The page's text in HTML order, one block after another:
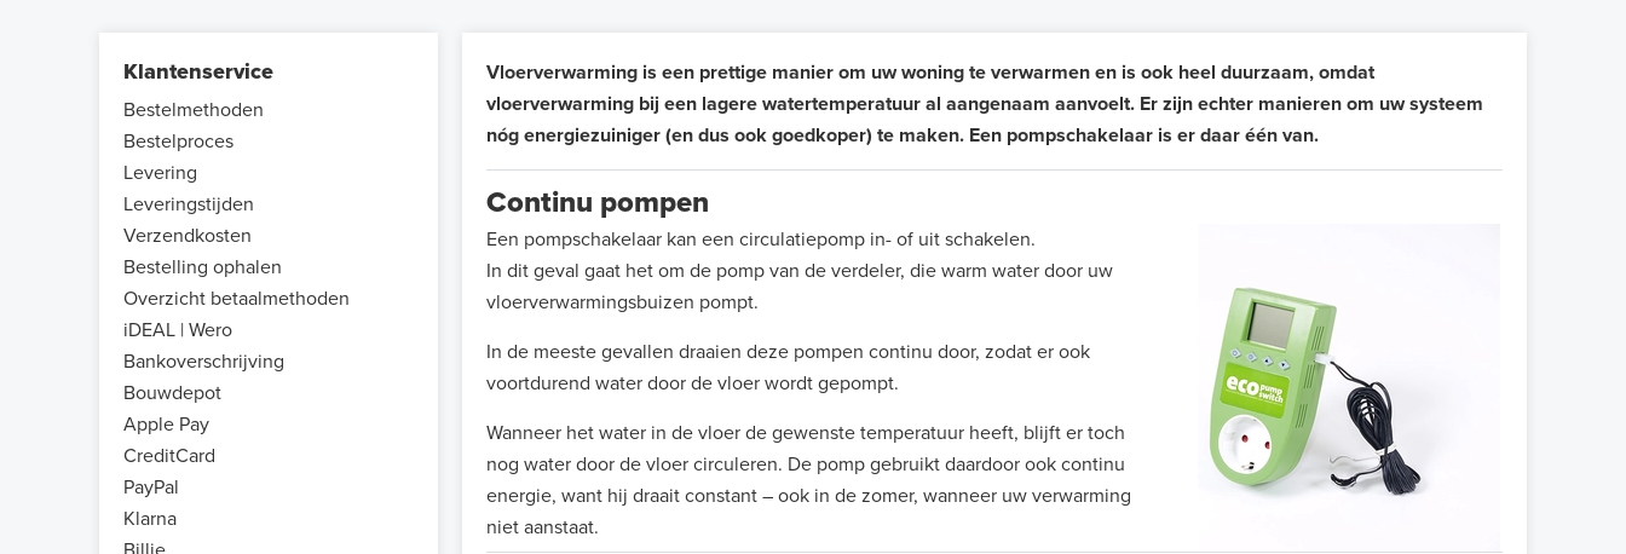
Klantenservice
Bestelmethoden
Bestelproces
Levering
Leveringstijden
Verzendkosten
Bestelling ophalen
Overzicht betaalmethoden
iDEAL | Wero
Bankoverschrijving
Bouwdepot
Apple Pay
CreditCard
PayPal
Klarna
Vloerverwarming is een prettige manier om uw woning te verwarmen en is ook heel duurzaam, omdat
vloerverwarming bij een lagere watertemperatuur al aangenaam aanvoelt. Er zijn echter manieren om uw systeem
nóg energiezuiniger (en dus ook goedkoper) te maken. Een pompschakelaar is er daar één van.
Continu pompen
Een pompschakelaar kan een circulatiepomp in- of uit schakelen.
In dit geval gaat het om de pomp van de verdeler, die warm water door uw
vloerverwarmingsbuizen pompt.
In de meeste gevallen draaien deze pompen continu door, zodat er ook
voortdurend water door de vloer wordt gepompt.
Wanneer het water in de vloer de gewenste temperatuur heeft, blijft er toch
nog water door de vloer circuleren. De pomp gebruikt daardoor ook continu
energie, want hij draait constant – ook in de zomer, wanneer uw verwarming
niet aanstaat.